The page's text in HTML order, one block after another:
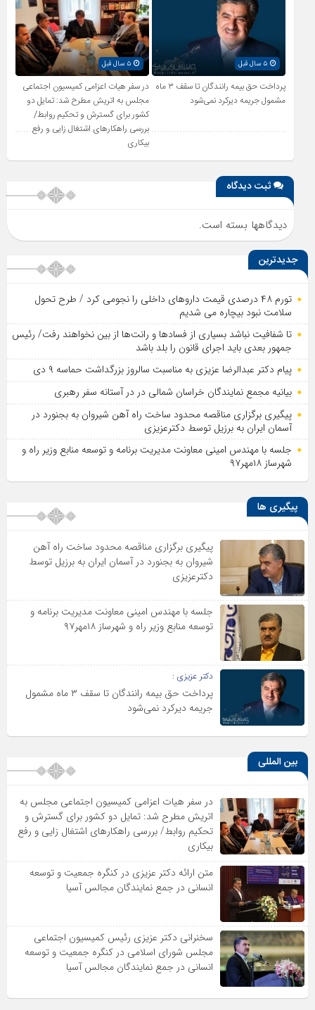
۵ سال قبل
پرداخت حق بیمه رانندگان تا سقف ۳ ماه
مشمول جریمه دیرکرد نمی‌شود
۵ سال قبل
در سفر هیات اعزامی کمیسیون اجتماعی
مجلس به اتریش مطرح شد: تمایل دو
کشور برای گسترش و تحکیم روابط/
بررسی راهکارهای اشتغال زایی و رفع
بیکاری
ثبت دیدگاه
دیدگاهها بسته است.
جدیدترین
تورم ۴۸ درصدی قیمت داروهای داخلی را نجومی کرد / طرح تحول
سلامت نبود بیچاره می شدیم
تا شفافیت نباشد بسیاری از فساد‌ها و رانت‌ها از بین نخواهند رفت/ رئیس
جمهور بعدی باید اجرای قانون را بلد باشد
پیام دکتر عبدالرضا عزیزی به مناسبت سالروز بزرگداشت حماسه ۹ دی
بیانیه مجمع نمایندگان خراسان شمالی در در آستانه سفر رهبری
پیگیری برگزاری مناقصه محدود ساخت راه آهن شیروان به بجنورد در
آسمان ایران به برزیل توسط دکترعزیزی
جلسه با مهندس امینی معاونت مدیریت برنامه و توسعه منابع وزیر راه و
شهرساز ۱۸مهر۹۷
پیگیری ها
پیگیری برگزاری مناقصه محدود ساخت راه آهن
شیروان به بجنورد در آسمان ایران به برزیل توسط
دکترعزیزی
جلسه با مهندس امینی معاونت مدیریت برنامه و
توسعه منابع وزیر راه و شهرساز ۱۸مهر۹۷
دکتر عزیزی :
پرداخت حق بیمه رانندگان تا سقف ۳ ماه مشمول
جریمه دیرکرد نمی‌شود
بین المللی
در سفر هیات اعزامی کمیسیون اجتماعی مجلس به
اتریش مطرح شد: تمایل دو کشور برای گسترش و
تحکیم روابط/ بررسی راهکارهای اشتغال زایی و رفع
بیکاری
متن ارائه دکتر عزیزى در کنگره جمعیت و توسعه
انسانى در جمع نمایندگان مجالس آسیا
سخنرانى دکتر عزیزى رئیس کمیسیون اجتماعى
مجلس شوراى اسلامى در کنگره جمعیت و توسعه
انسانى در جمع نمایندگان مجالس آسیا